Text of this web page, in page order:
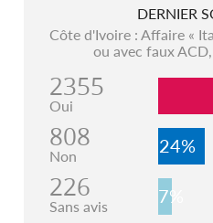
DERNIER
Côte d'Ivoire : Affaire «
ou avec faux
2355
Oui
808
Non 24%
226
Sans avis 7%